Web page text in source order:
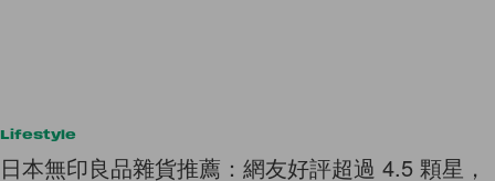
Lifestyle
日本無印良品雜貨推薦：網友好評超過 4.5 顆星，